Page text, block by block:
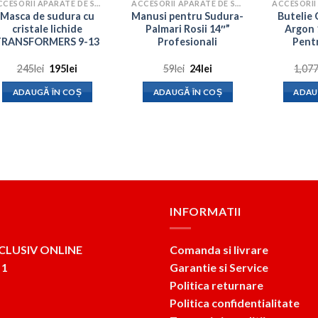
ACCESORII APARATE DE SUDURA
Masca de sudura cu
cristale lichide
9-13
245lei Prețul
a
fost:
195lei
este:
195lei.
ADAUGĂ ÎN COȘ
ACCESORII APARATE DE SUDURA
Manusi pentru Sudura-
Palmari Rosii 14″”
Profesionali
59lei Prețul
a
fost:
24leiPrețul
este:
24lei.
ADAUGĂ ÎN COȘ
Butelie
Argon
ONLINE
INFORMATII
Comanda si livrare
Garantie si Service
Politica returnare
Politica confidentialitate